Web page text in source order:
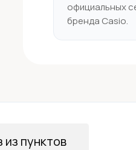
официальных
бренда Casio.
пунктов